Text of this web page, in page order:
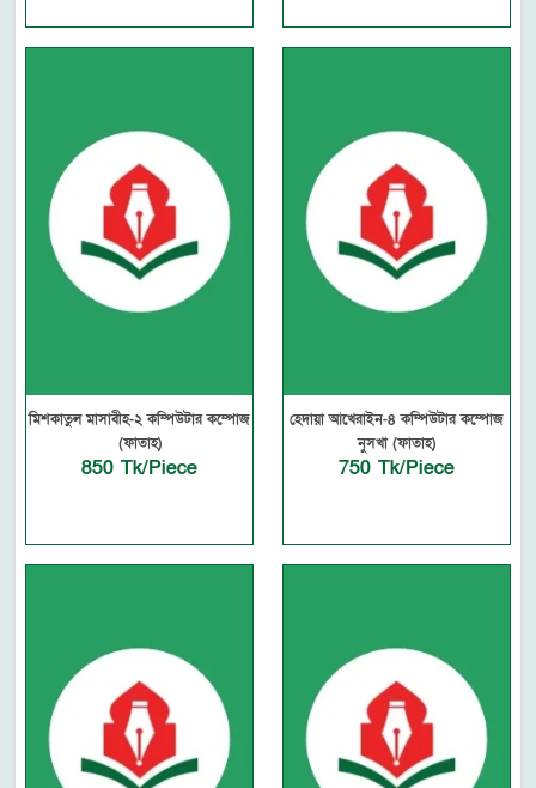
মিশকাতুল মাসাবীহ-২ কম্পিউটার কম্পোজ
(ফাতাহ)
850 Tk/Piece
হেদায়া আখেরাইন-৪ কম্পিউটার কম্পোজ
নুসখা (ফাতাহ)
750 Tk/Piece